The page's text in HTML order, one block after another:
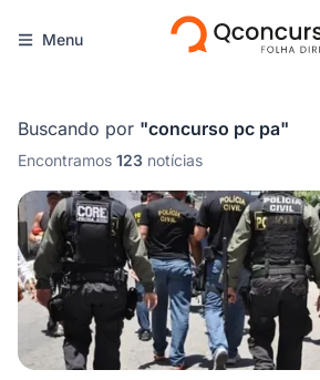
Menu
Buscando por "concurso pc pa"
Encontramos 123 notícias